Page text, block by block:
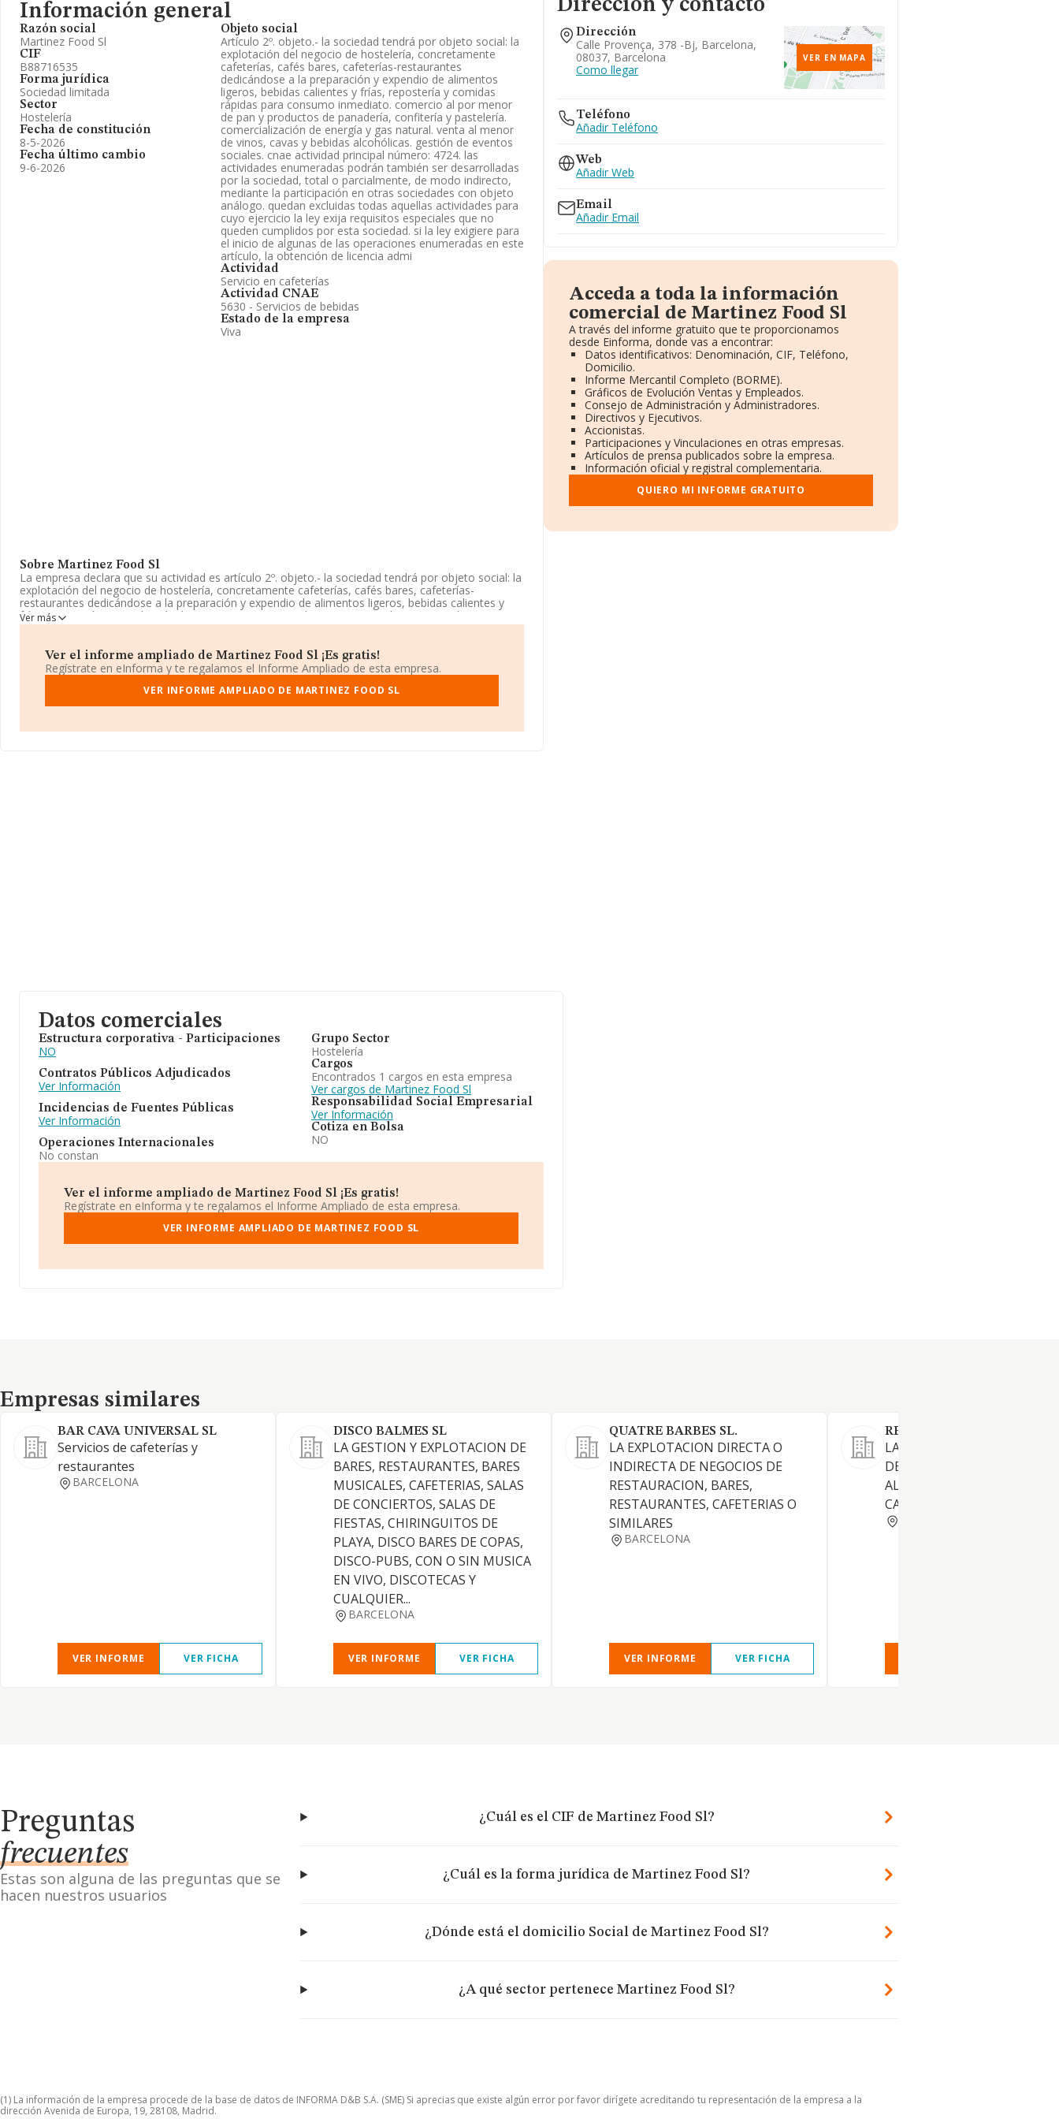
Información general
Razón social
Martinez Food Sl
CIF
B88716535
Forma jurídica
Sociedad limitada
Sector
Hostelería
Fecha de constitución
8-5-2026
Fecha último cambio
9-6-2026
Objeto social
Artículo 2º. objeto.- la sociedad tendrá por objeto social: la
explotación del negocio de hostelería, concretamente
cafeterías, cafés bares, cafeterías-restaurantes
dedicándose a la preparación y expendio de alimentos
ligeros, bebidas calientes y frías, repostería y comidas
rápidas para consumo inmediato. comercio al por menor
de pan y productos de panadería, confitería y pastelería.
comercialización de energía y gas natural. venta al menor
de vinos, cavas y bebidas alcohólicas. gestión de eventos
sociales. cnae actividad principal número: 4724. las
actividades enumeradas podrán también ser desarrolladas
por la sociedad, total o parcialmente, de modo indirecto,
mediante la participación en otras sociedades con objeto
análogo. quedan excluidas todas aquellas actividades para
cuyo ejercicio la ley exija requisitos especiales que no
queden cumplidos por esta sociedad. si la ley exigiere para
el inicio de algunas de las operaciones enumeradas en este
artículo, la obtención de licencia admi
Actividad
Servicio en cafeterías
Actividad CNAE
5630 - Servicios de bebidas
Estado de la empresa
Viva
Sobre Martinez Food Sl
La empresa declara que su actividad es artículo 2º. objeto.- la sociedad tendrá por objeto social: la
explotación del negocio de hostelería, concretamente cafeterías, cafés bares, cafeterías-
restaurantes dedicándose a la preparación y expendio de alimentos ligeros, bebidas calientes y
frías, repostería y comidas rápidas para consumo inmediato. comercio al por menor de pan y
productos de panadería, confitería y pastelería. comercialización de energía y gas natural. venta al
número: 4724. las actividades enumeradas podrán también ser desarrolladas por la sociedad, total
o parcialmente, de modo indirecto, mediante la participación en otras sociedades con objeto
análogo. quedan excluidas todas aquellas actividades para cuyo ejercicio la ley exija requisitos
especiales que no queden cumplidos por esta sociedad. si la ley exigiere para el inicio de algunas
de las operaciones enumeradas en este artículo, la obtención de licencia admi. La sociedad está
código 5630. No realiza actividad de importación y/o exportación.
Ver más
Ver el informe ampliado de Martinez Food Sl ¡Es gratis!
Regístrate en eInforma y te regalamos el Informe Ampliado de esta empresa.
VER INFORME AMPLIADO DE MARTINEZ FOOD SL
Dirección y contacto
Dirección
Calle Provença, 378 -bj, Barcelona,
08037, Barcelona
Como llegar
VER EN MAPA
Teléfono
Añadir Teléfono
Web
Añadir Web
Email
Añadir Email
Acceda a toda la información
comercial de Martinez Food Sl
A través del informe gratuito que te proporcionamos
desde Einforma, donde vas a encontrar:
Datos identificativos: Denominación, CIF, Teléfono,
Domicilio.
Informe Mercantil Completo (BORME).
Gráficos de Evolución Ventas y Empleados.
Consejo de Administración y Administradores.
Directivos y Ejecutivos.
Accionistas.
Participaciones y Vinculaciones en otras empresas.
Artículos de prensa publicados sobre la empresa.
Información oficial y registral complementaria.
QUIERO MI INFORME GRATUITO
Datos comerciales
Estructura corporativa - Participaciones
NO
Contratos Públicos Adjudicados
Ver Información
Incidencias de Fuentes Públicas
Ver Información
Operaciones Internacionales
No constan
Grupo Sector
Hostelería
Cargos
Encontrados 1 cargos en esta empresa
Ver cargos de Martinez Food Sl
Responsabilidad Social Empresarial
Ver Información
Cotiza en Bolsa
NO
Ver el informe ampliado de Martinez Food Sl ¡Es gratis!
Regístrate en eInforma y te regalamos el Informe Ampliado de esta empresa.
VER INFORME AMPLIADO DE MARTINEZ FOOD SL
Empresas similares
Empresas similares
BAR CAVA UNIVERSAL SL
Servicios de cafeterías y
restaurantes
BARCELONA
VER INFORME VER FICHA
DISCO BALMES SL
LA GESTION Y EXPLOTACION DE
BARES, RESTAURANTES, BARES
MUSICALES, CAFETERIAS, SALAS
DE CONCIERTOS, SALAS DE
FIESTAS, CHIRINGUITOS DE
PLAYA, DISCO BARES DE COPAS,
DISCO-PUBS, CON O SIN MUSICA
EN VIVO, DISCOTECAS Y
CUALQUIER...
BARCELONA
VER INFORME VER FICHA
QUATRE BARBES SL.
LA EXPLOTACION DIRECTA O
INDIRECTA DE NEGOCIOS DE
RESTAURACION, BARES,
RESTAURANTES, CAFETERIAS O
SIMILARES
BARCELONA
VER INFORME VER FICHA
RESTA-CATH SL.
LA EXPLOTACION DE
DE RESTAURACION,
ALIMENTACION,
CAFETERIAS Y BARES
Preguntas
frecuentes
Estas son alguna de las preguntas que se
hacen nuestros usuarios
¿Cuál es el CIF de Martinez Food Sl?
¿Cuál es la forma jurídica de Martinez Food Sl?
¿Dónde está el domicilio Social de Martinez Food Sl?
¿A qué sector pertenece Martinez Food Sl?
(1) La información de la empresa procede de la base de datos de INFORMA D&B S.A. (SME) Si aprecias que existe algún error por favor dirígete acreditando tu representación de la empresa a la
dirección Avenida de Europa, 19, 28108, Madrid.